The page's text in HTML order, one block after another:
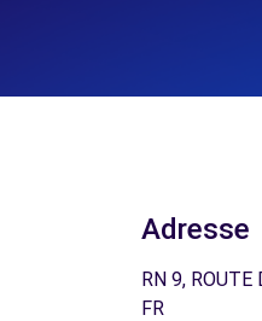
Adresse
RN 9, ROUTE
FR